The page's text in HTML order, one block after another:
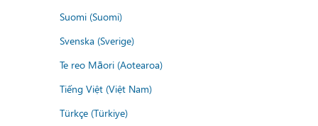
Suomi (Suomi)
Svenska (Sverige)
Te reo Māori (Aotearoa)
Tiếng Việt (Việt Nam)
Türkçe (Türkiye)